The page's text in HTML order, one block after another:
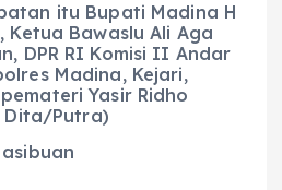
itu Bupati Madina H
Ketua Bawaslu Ali Aga
DPR RI Komisi II Andar
Madina, Kejari,
Yasir Ridho
Dita/Putra)